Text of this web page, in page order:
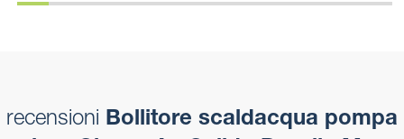
recensioni Bollitore scaldacqua pompa